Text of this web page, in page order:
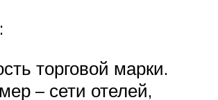
торговой марки.
– сети отелей,